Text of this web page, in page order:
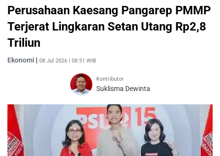
Perusahaan Kaesang Pangarep PMMP
Terjerat Lingkaran Setan Utang Rp2,8
Triliun
Ekonomi | 08 Jul 2026 | 08:51 WIB
Kontributor
Suklisma Dewinta